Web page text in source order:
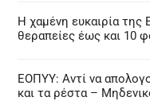
Η χαμένη ευκαιρία της
θεραπείες έως και 10
ΕΟΠΥΥ: Αντί να
και τα ρέστα –